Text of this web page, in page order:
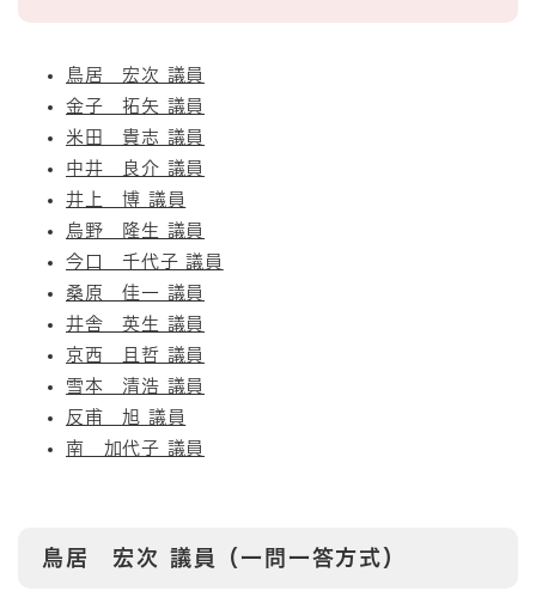
鳥居 宏次 議員
金子 拓矢 議員
米田 貴志 議員
中井 良介 議員
井上 博 議員
烏野 隆生 議員
今口 千代子 議員
桑原 佳一 議員
井舎 英生 議員
京西 且哲 議員
雪本 清浩 議員
反甫 旭 議員
南 加代子 議員
鳥居 宏次 議員（一問一答方式）